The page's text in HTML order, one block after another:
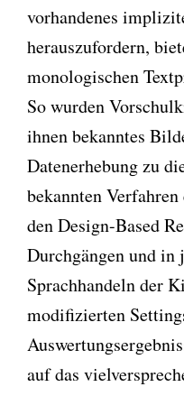
vorhandenes
herauszufordern,
monologischen
So wurden
ihnen bekanntes
Datenerhebung zu
bekannten
den Design-Based
Durchgängen und in
Sprachhandeln der
modifizierten
auf das